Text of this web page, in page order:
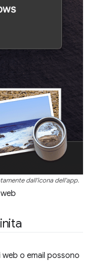
dall'icona dell'app.
o email possono